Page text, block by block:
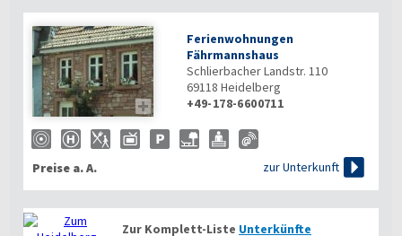

Ferienwohnungen
Fährmannshaus
Schlierbacher Landstr. 110
69118 Heidelberg
+49-178-6600711
Preise a. A. zur Unterkunft 
Zur Komplett-Liste Unterkünfte